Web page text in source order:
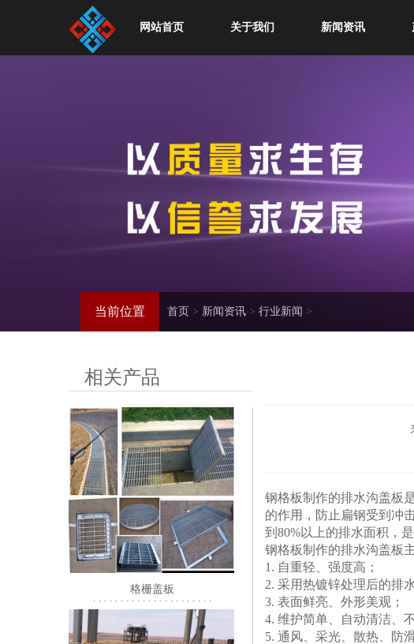
网站首页 关于我们 新闻资讯
当前位置 首页 > 新闻资讯 > 行业新闻 >
钢格板制作的排水沟盖板
的作用，防止扁钢受到冲
到80%以上的排水面积，
钢格板制作的排水沟盖板
1. 自重轻、强度高；
2. 采用热镀锌处理后的排
3. 表面鲜亮、外形美观；
4. 维护简单、自动清洁、
5. 通风、采光、散热、防
相关产品
格栅盖板
1111111111111111111111